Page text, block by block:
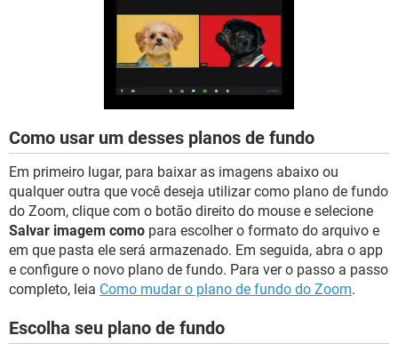
Como usar um desses planos de fundo
Em primeiro lugar, para baixar as imagens abaixo ou
qualquer outra que você deseja utilizar como plano de fundo
do Zoom, clique com o botão direito do mouse e selecione
Salvar imagem como para escolher o formato do arquivo e
em que pasta ele será armazenado. Em seguida, abra o app
e configure o novo plano de fundo. Para ver o passo a passo
completo, leia Como mudar o plano de fundo do Zoom.
Escolha seu plano de fundo